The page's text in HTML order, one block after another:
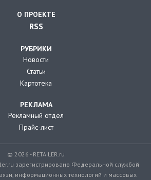
О ПРОЕКТЕ
RSS
РУБРИКИ
Новости
Статьи
Картотека
РЕКЛАМА
Рекламный отдел
Прайс-лист
© 2026 - RETAILER.ru
зарегистрировано Федеральной службой
информационных технологий и массовых